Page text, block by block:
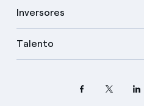
Inversores
Talento